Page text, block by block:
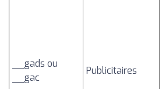
__gads ou
__gac
Publicitaires